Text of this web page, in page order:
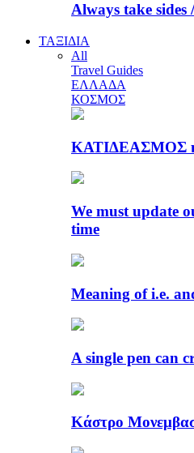
Always take
ΤΑΞΙΔΙΑ
All
Travel Guides
ΕΛΛΑΔΑ
ΚΟΣΜΟΣ
ΚΑΤΙΔΕΑΣΜΟΣ
We must update
time
Meaning of i.e.
A single pen can
Κάστρο